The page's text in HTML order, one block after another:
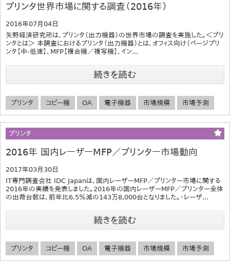
プリンタ世界市場に関する調査（2016年）
2016年07月04日
矢野経済研究所は、プリンタ（出力機器）の世界市場の調査を実施した。＜プリ
ンタとは＞ 本調査におけるプリンタ（出力機器）とは、オフィス向け（ページプリ
ンタ【中-低速】、MFP【複合機／複写機】、イン...
続きを読む
プリンタ コピー機 OA 電子機器 市場規模 市場予測
プリンタ
2016年 国内レーザーMFP／プリンター市場動向
2017年03月30日
IT専門調査会社 IDC Japanは、国内レーザーMFP／プリンター市場に関する
2016年の実績を発表しました。2016年の国内レーザーMFP／プリンター全体
の出荷台数は、前年比6.5％減の143万8,000台となりました。・レーザ...
続きを読む
プリンタ コピー機 OA 電子機器 市場規模 市場予測